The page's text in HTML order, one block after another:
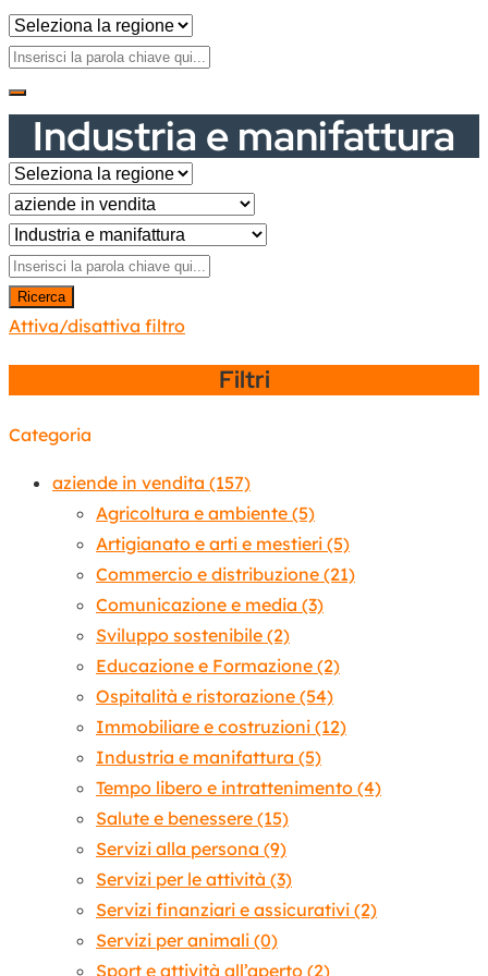
Industria e manifattura
Ricerca
Attiva/disattiva filtro
Filtri
Categoria
aziende in vendita (157)
Agricoltura e ambiente (5)
Artigianato e arti e mestieri (5)
Commercio e distribuzione (21)
Comunicazione e media (3)
Sviluppo sostenibile (2)
Educazione e Formazione (2)
Ospitalità e ristorazione (54)
Immobiliare e costruzioni (12)
Industria e manifattura (5)
Tempo libero e intrattenimento (4)
Salute e benessere (15)
Servizi alla persona (9)
Servizi per le attività (3)
Servizi finanziari e assicurativi (2)
Servizi per animali (0)
Sport e attività all’aperto (2)